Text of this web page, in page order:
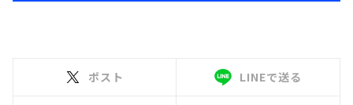
ポスト LINEで送る